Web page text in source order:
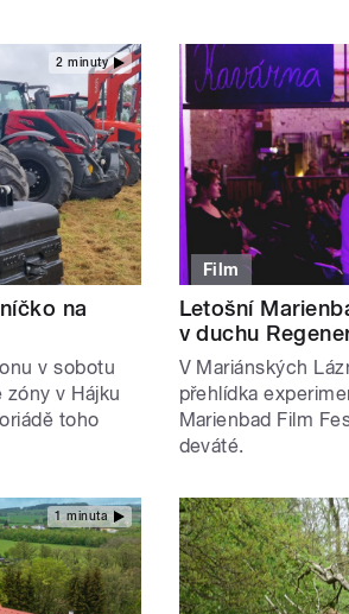
2 minuty
na
v sobotu
v Hájku
toho
Film
Letošní
v duchu
V Mariánských
přehlídka
Marienbad Film
deváté.
1 minuta